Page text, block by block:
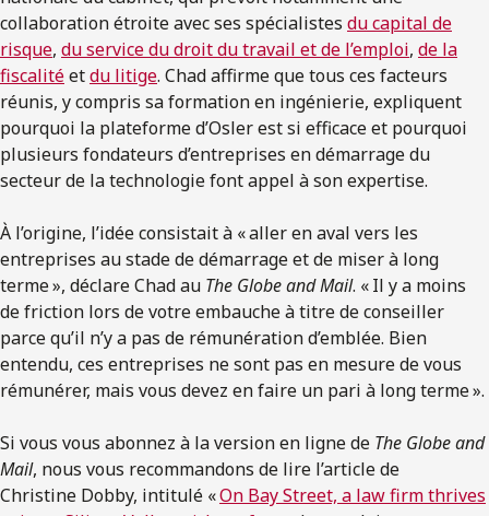
collaboration étroite avec ses spécialistes du capital de
risque, du service du droit du travail et de l’emploi, de la
fiscalitéetdu litige. Chad affirme que tous ces facteurs
réunis, y compris sa formation en ingénierie, expliquent
pourquoi la plateforme d’Osler est si efficace et pourquoi
plusieurs fondateurs d’entreprises en démarrage du
secteur de la technologie font appel à son expertise.
À l’origine, l’idée consistait à « aller en aval vers les
entreprises au stade de démarrage et de miser à long
terme », déclare Chad au The Globe and Mail. « Il y a moins
de friction lors de votre embauche à titre de conseiller
parce qu’il n’y a pas de rémunération d’emblée. Bien
entendu, ces entreprises ne sont pas en mesure de vous
rémunérer, mais vous devez en faire un pari à long terme ».
Si vous vous abonnez à la version en ligne de The Globe and
Mail, nous vous recommandons de lire l’article de
Christine Dobby, intitulé «On Bay Street, a law firm thrives